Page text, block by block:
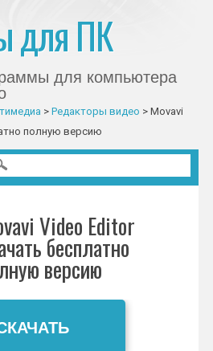
для ПК
для компьютера
> Редакторы видео > Movavi
полную версию
Video Editor
бесплатно
версию